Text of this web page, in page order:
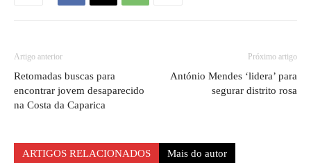
Artigo anterior
Retomadas buscas para
encontrar jovem desaparecido
na Costa da Caparica
Próximo artigo
António Mendes ‘lidera’ para
segurar distrito rosa
ARTIGOS RELACIONADOS Mais do autor